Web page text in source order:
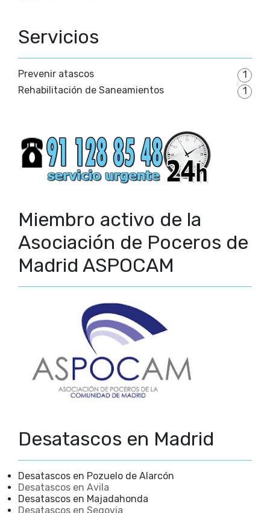
Servicios
Prevenir atascos
1
Rehabilitación de Saneamientos
1
Miembro activo de la
Asociación de Poceros de
Madrid ASPOCAM
Desatascos en Madrid
Desatascos en Pozuelo de Alarcón
Desatascos en Avila
Desatascos en Majadahonda
Desatascos en Segovia